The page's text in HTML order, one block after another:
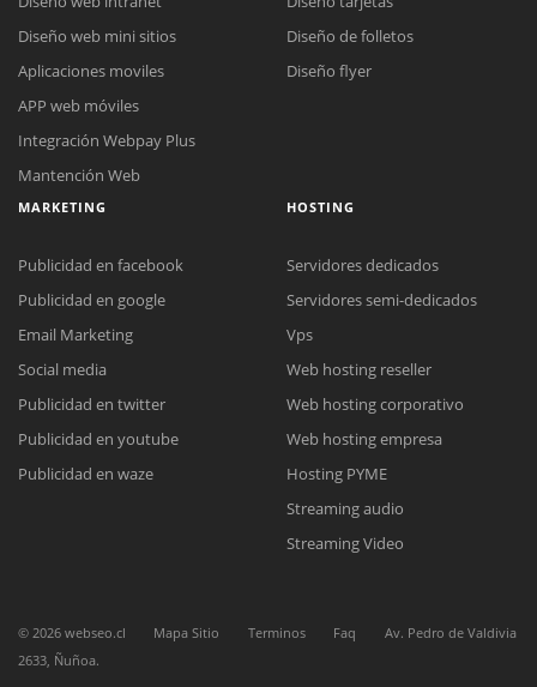
Reunión online
Nuestros ejecutivos le enviarán un correo electrónico con el enlace a
Meet para la reunión online.
Cotización
Todos nuestros ejecutivos están fuera de línea. Complete el formulario
Diseño web mini sitios
Aplicaciones moviles
APP web móviles
Integración Webpay Plus
Mantención Web
Diseño de folletos
Diseño flyer
MARKETING
Publicidad en facebook
Publicidad en google
Email Marketing
Social media
Publicidad en twitter
Publicidad en youtube
Publicidad en waze
HOSTING
Servidores dedicados
Servidores semi-dedicados
Vps
Web hosting reseller
Web hosting corporativo
Web hosting empresa
Hosting PYME
Streaming audio
Streaming Video
© 2026 webseo.cl Mapa Sitio Terminos Faq
Av. Pedro de Valdivia
2633, Ñuñoa.